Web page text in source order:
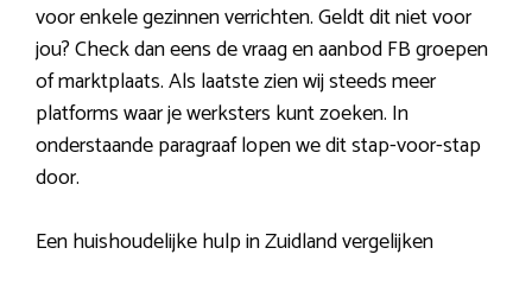
voor enkele gezinnen verrichten. Geldt dit niet voor
jou? Check dan eens de vraag en aanbod FB groepen
of marktplaats. Als laatste zien wij steeds meer
platforms waar je werksters kunt zoeken. In
onderstaande paragraaf lopen we dit stap-voor-stap
door.
Een huishoudelijke hulp in Zuidland vergelijken